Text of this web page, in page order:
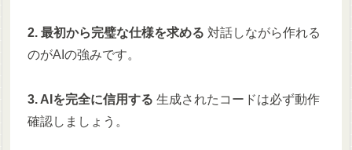
2. 最初から完璧な仕様を求める 対話しながら作れる
のがAIの強みです。
3. AIを完全に信用する 生成されたコードは必ず動作
確認しましょう。